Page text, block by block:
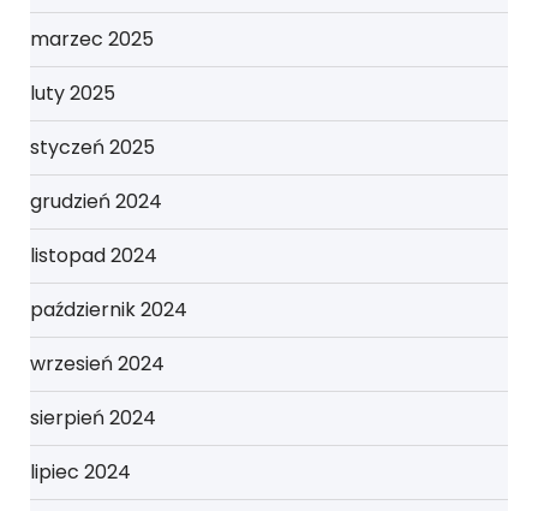
marzec 2025
luty 2025
styczeń 2025
grudzień 2024
listopad 2024
październik 2024
wrzesień 2024
sierpień 2024
lipiec 2024